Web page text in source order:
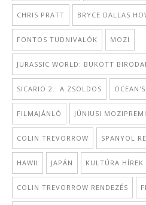
CHRIS PRATT BRYCE DALLAS
FONTOS TUDNIVALÓK MOZI
JURASSIC WORLD: BUKOTT
SICARIO 2.: A ZSOLDOS
FILMAJÁNLÓ JÚNIUSI
COLIN TREVORROW SPANYOL
HAWII JAPÁN KULTÚRA HÍREK
COLIN TREVORROW RENDEZÉS